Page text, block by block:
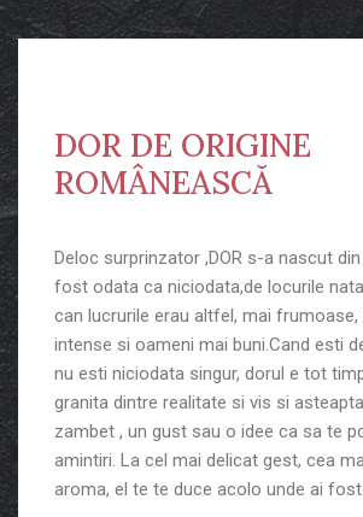
DOR DE ORIGINE
ROMÂNEASCĂ
Deloc surprinzator ,DOR s-a nascut
fost odata ca niciodata,de locurile
can lucrurile erau altfel, mai frumoase,
intense si oameni mai buni.Cand esti
nu esti niciodata singur, dorul e tot
granita dintre realitate si vis si
zambet , un gust sau o idee ca sa te
amintiri. La cel mai delicat gest, cea
aroma, el te te duce acolo unde ai